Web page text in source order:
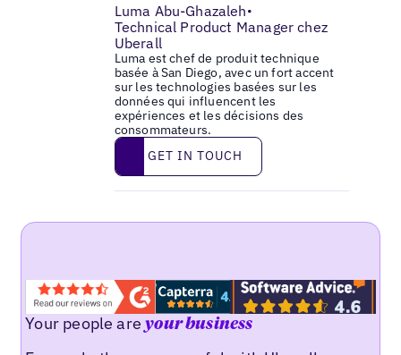
Luma Abu-Ghazaleh•
Technical Product Manager chez
Uberall
Luma est chef de produit technique
basée à San Diego, avec un fort accent
sur les technologies basées sur les
données qui influencent les
expériences et les décisions des
consommateurs.
Get in touch
GET IN TOUCH
Your people areyour business